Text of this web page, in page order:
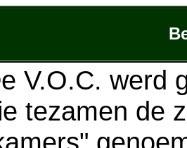
V.O.C. werd
tezamen de